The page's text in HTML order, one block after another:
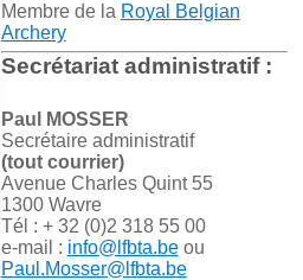
Membre de la Royal Belgian
Archery
Secrétariat administratif :
Paul MOSSER
Secrétaire administratif
(tout courrier)
Avenue Charles Quint 55
1300 Wavre
Tél : + 32 (0)2 318 55 00
e-mail : info@lfbta.beou
Paul.Mosser@lfbta.be